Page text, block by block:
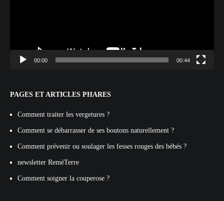
00:00 00:44
PAGES ET ARTICLES PHARES
Comment traiter les vergetures ?
Comment se débarrasser de ses boutons naturellement ?
Comment prévenir ou soulager les fesses rouges des bébés ?
newsletter RemèTerre
Comment soigner la couperose ?